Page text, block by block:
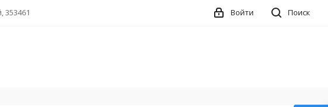
353461 Поиск
Войти